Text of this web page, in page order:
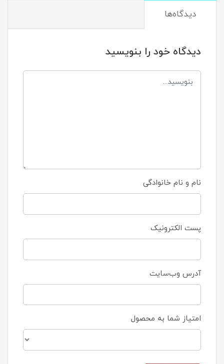
دیدگاه‌ها
دیدگاه خود را بنویسید
نام و نام خانوادگی
پست الکترونیک
آدرس وب‌سایت
امتیاز شما به محصول